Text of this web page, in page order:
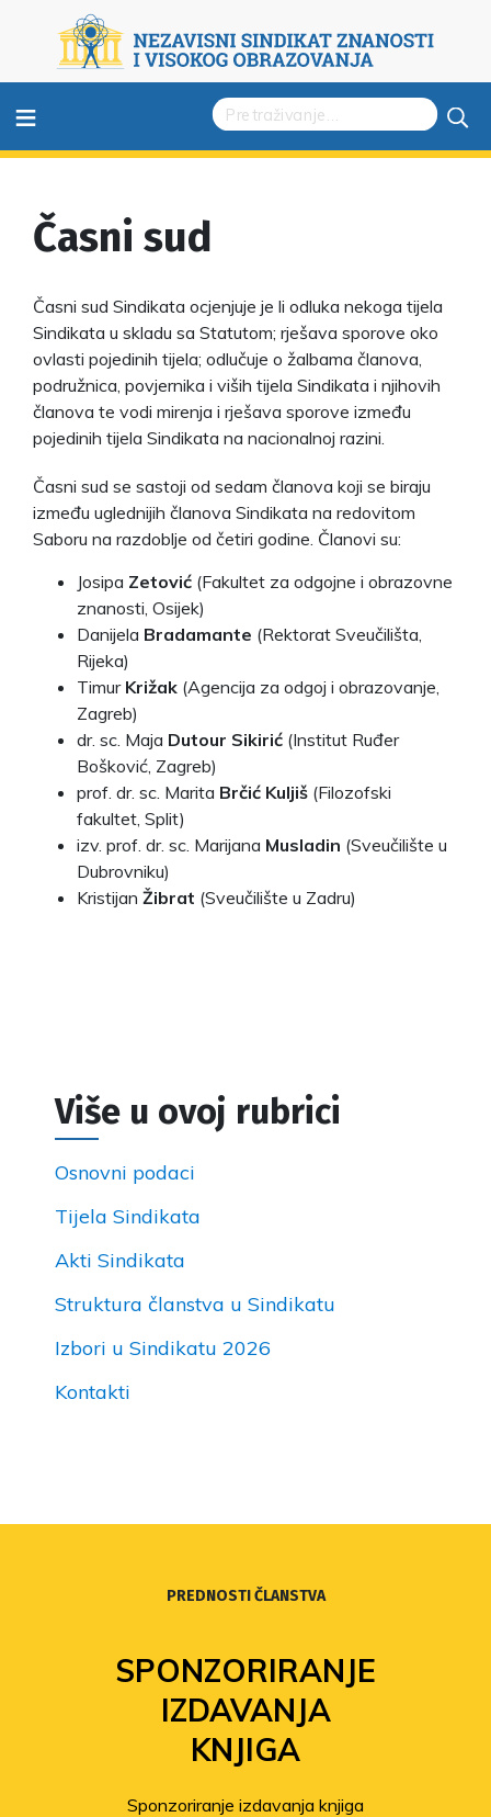
≡
Časni sud
Časni sud Sindikata ocjenjuje je li odluka nekoga tijela
Sindikata u skladu sa Statutom; rješava sporove oko
ovlasti pojedinih tijela; odlučuje o žalbama članova,
podružnica, povjernika i viših tijela Sindikata i njihovih
članova te vodi mirenja i rješava sporove između
pojedinih tijela Sindikata na nacionalnoj razini.
Časni sud se sastoji od sedam članova koji se biraju
između uglednijih članova Sindikata na redovitom
Saboru na razdoblje od četiri godine. Članovi su:
Josipa Zetović (Fakultet za odgojne i obrazovne
znanosti, Osijek)
Danijela Bradamante (Rektorat Sveučilišta,
Rijeka)
Timur Križak (Agencija za odgoj i obrazovanje,
Zagreb)
dr. sc. Maja Dutour Sikirić (Institut Ruđer
Bošković, Zagreb)
prof. dr. sc. Marita Brčić Kuljiš (Filozofski
fakultet, Split)
izv. prof. dr. sc. Marijana Musladin (Sveučilište u
Dubrovniku)
Kristijan Žibrat (Sveučilište u Zadru)
Više u ovoj rubrici
Osnovni podaci
Tijela Sindikata
Akti Sindikata
Struktura članstva u Sindikatu
Izbori u Sindikatu 2026
Kontakti
PREDNOSTI ČLANSTVA
SPONZORIRANJE
IZDAVANJA
KNJIGA
Sponzoriranje izdavanja knjiga